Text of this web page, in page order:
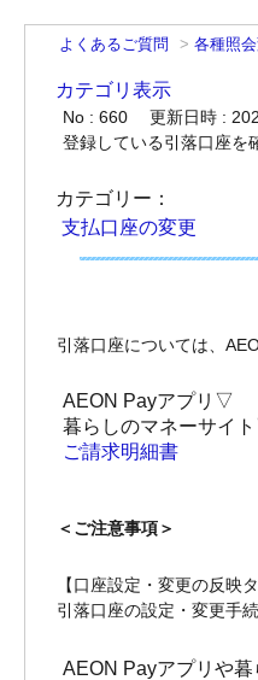
よくあるご質問 > 各種照
カテゴリ表示
No : 660
更新日時 :
登録している引落口座を
カテゴリー：
支払口座の変更
引落口座については、
AEON Payアプリ▽
暮らしのマネーサイ
ご請求明細書
＜ご注意事項＞
【口座設定・変更の反映
引落口座の設定・変更手
AEON Payアプリや